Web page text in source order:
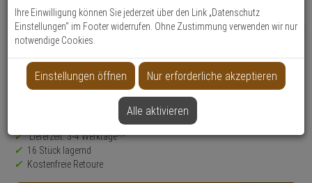
Suche
Produktmerkmale
NEU
Datenblatt drucken
Produktinformationen
Zubehör
Modell / Serie:Hanwha Vision Zubehör
Lieferzeit: 3-4 Werktage**
16 Stück lagernd
Kostenfreie Retoure
Ihre Einwilligung können Sie jederzeit über den Link „Datenschutz
Einstellungen“ im Footer widerrufen. Ohne Zustimmung verwenden wir nur
notwendige Cookies.
Einstellungen öffnen Nur erforderliche akzeptieren
Alle aktivieren